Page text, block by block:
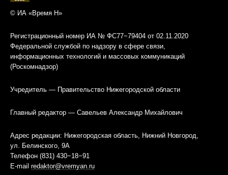
© ИА «Время Н»
Регистрационный номер ИА № ФС77−79404 от 02.11.2020
Федеральной службой по надзору в сфере связи,
информационных технологий и массовых коммуникаций
(Роскомнадзор)
Учредитель — Правительство Нижегородской области
Главный редактор — Савельев Александр Михайлович
Адрес редакции: Нижегородская область, Нижний Новгород,
ул. Белинского, 9А
Телефон (831) 430−18−91
E-mail redaktor@vremyan.ru